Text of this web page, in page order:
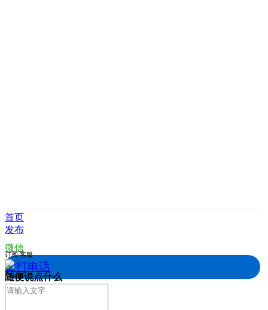
首页
发布
微信
拨打电话
订阅 客服
随便说点什么